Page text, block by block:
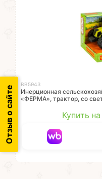
ВВ5943
Инерционная
«ФЕРМА», трактор, со
Купить
Отзыв о сайте